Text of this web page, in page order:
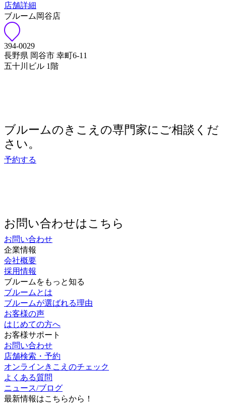
店舗詳細
ブルーム岡谷店
394-0029
長野県 岡谷市 幸町6-11
五十川ビル 1階
ブルームのきこえの専門家にご相談くだ
さい。
予約する
お問い合わせはこちら
お問い合わせ
企業情報
会社概要
採用情報
ブルームをもっと知る
ブルームとは
ブルームが選ばれる理由
お客様の声
はじめての方へ
お客様サポート
お問い合わせ
店舗検索・予約
オンラインきこえのチェック
よくある質問
ニュース/ブログ
最新情報はこちらから！